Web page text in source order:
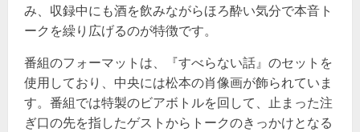
み、収録中にも酒を飲みながらほろ酔い気分で本音ト
ークを繰り広げるのが特徴です。
番組のフォーマットは、『すべらない話』のセットを
使用しており、中央には松本の肖像画が飾られていま
す。番組では特製のビアボトルを回して、止まった注
ぎ口の先を指したゲストからトークのきっかけとなる